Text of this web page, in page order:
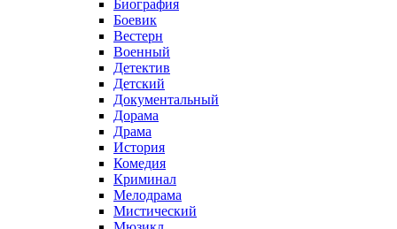
Биография
Боевик
Вестерн
Военный
Детектив
Детский
Документальный
Дорама
Драма
История
Комедия
Криминал
Мелодрама
Мистический